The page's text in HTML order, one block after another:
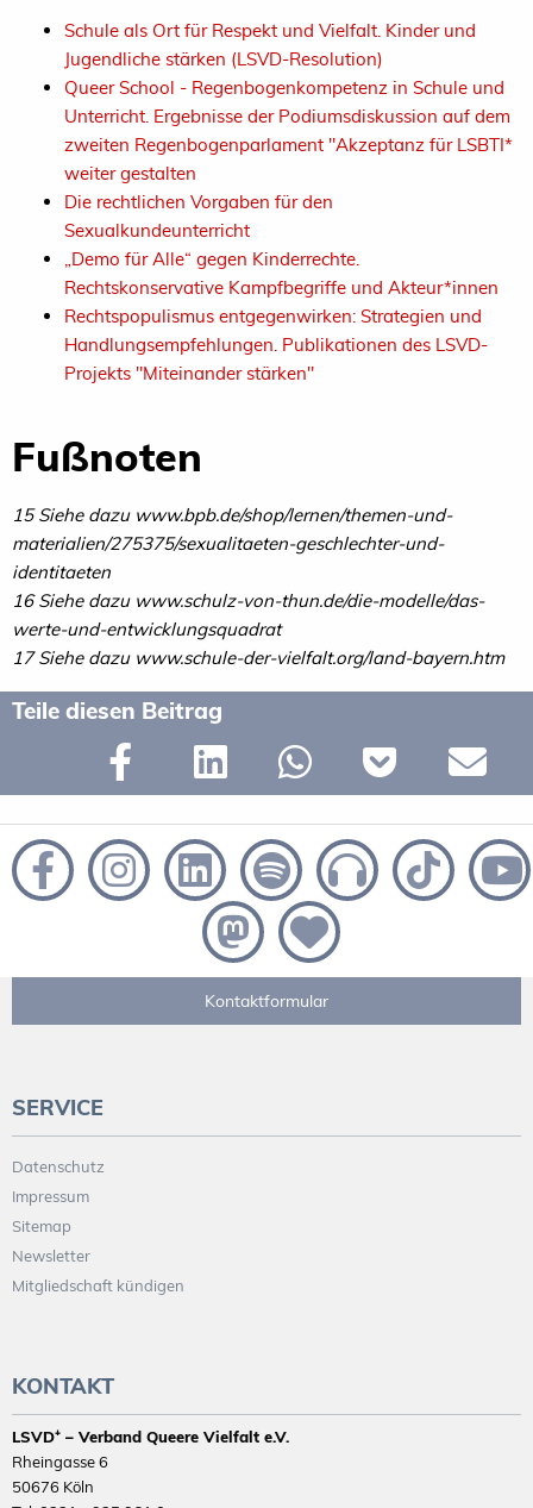
Schule als Ort für Respekt und Vielfalt. Kinder und
Jugendliche stärken (LSVD-Resolution)
Queer School - Regenbogenkompetenz in Schule und
Unterricht. Ergebnisse der Podiumsdiskussion auf dem
zweiten Regenbogenparlament "Akzeptanz für LSBTI*
weiter gestalten
Die rechtlichen Vorgaben für den
Sexualkundeunterricht
„Demo für Alle“ gegen Kinderrechte.
Rechtskonservative Kampfbegriffe und Akteur*innen
Rechtspopulismus entgegenwirken: Strategien und
Handlungsempfehlungen. Publikationen des LSVD-
Projekts "Miteinander stärken"
Fußnoten
15 Siehe dazu www.bpb.de/shop/lernen/themen-und-
materialien/275375/sexualitaeten-geschlechter-und-
identitaeten
16 Siehe dazu www.schulz-von-thun.de/die-modelle/das-
werte-und-entwicklungsquadrat
17 Siehe dazu www.schule-der-vielfalt.org/land-bayern.htm
Teile diesen Beitrag
Kontaktformular
SERVICE
Datenschutz
Impressum
Sitemap
Newsletter
Mitgliedschaft kündigen
KONTAKT
LSVD⁺ – Verband Queere Vielfalt e.V.
Rheingasse 6
50676 Köln